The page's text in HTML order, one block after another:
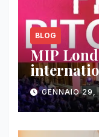
BLOG
MIP
GENNAIO